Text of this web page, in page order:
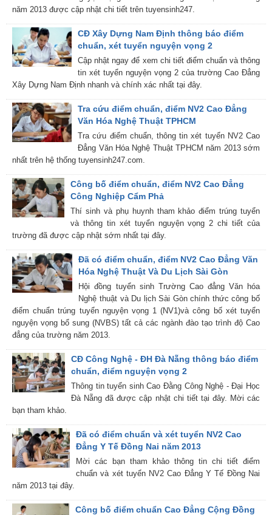
năm 2013 được cập nhật chi tiết trên tuyensinh247.
CĐ Xây Dựng Nam Định thông báo điểm
chuẩn, xét tuyển nguyện vọng 2
Cập nhật ngay để xem chi tiết điểm chuẩn và thông
tin xét tuyển nguyện vọng 2 của trường Cao Đẳng
Xây Dựng Nam Định nhanh và chính xác nhất tại đây.
Tra cứu điểm chuẩn, điểm NV2 Cao Đẳng
Văn Hóa Nghệ Thuật TPHCM
Tra cứu điểm chuẩn, thông tin xét tuyển NV2 Cao
Đẳng Văn Hóa Nghệ Thuật TPHCM năm 2013 sớm
nhất trên hệ thống tuyensinh247.com.
Công bố điểm chuẩn, điểm NV2 Cao Đẳng
Công Nghiệp Cẩm Phả
Thí sinh và phụ huynh tham khảo điểm trúng tuyển
và thông tin xét tuyển nguyện vọng 2 chi tiết của
trường đã được cập nhật sớm nhất tại đây.
Đã có điểm chuẩn, điểm NV2 Cao Đẳng Văn
Hóa Nghệ Thuật Và Du Lịch Sài Gòn
Hội đồng tuyển sinh Trường Cao đẳng Văn hóa
Nghệ thuật và Du lịch Sài Gòn chính thức công bố
điểm chuẩn trúng tuyển nguyện vọng 1 (NV1)và công bố xét tuyển
nguyện vọng bổ sung (NVBS) tất cả các ngành đào tạo trình độ Cao
đẳng của trường năm 2013.
CĐ Công Nghệ - ĐH Đà Nẵng thông báo điểm
chuẩn, điểm nguyện vọng 2
Thông tin tuyển sinh Cao Đằng Công Nghệ - Đại Học
Đà Nẵng đã được cập nhật chi tiết tại đây. Mời các
bạn tham khảo.
Đã có điểm chuẩn và xét tuyển NV2 Cao
Đẳng Y Tế Đồng Nai năm 2013
Mời các bạn tham khảo thông tin chi tiết điểm
chuẩn và xét tuyển NV2 Cao Đẳng Y Tế Đồng Nai
năm 2013 tại đây.
Công bố điểm chuẩn Cao Đẳng Cộng Đồng